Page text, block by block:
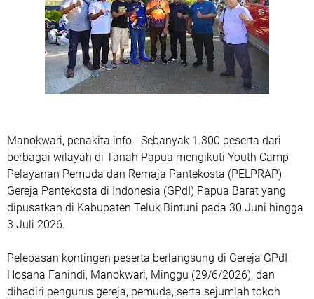
Manokwari, penakita.info - Sebanyak 1.300 peserta dari
berbagai wilayah di Tanah Papua mengikuti Youth Camp
Pelayanan Pemuda dan Remaja Pantekosta (PELPRAP)
Gereja Pantekosta di Indonesia (GPdI) Papua Barat yang
dipusatkan di Kabupaten Teluk Bintuni pada 30 Juni hingga
3 Juli 2026.
Pelepasan kontingen peserta berlangsung di Gereja GPdI
Hosana Fanindi, Manokwari, Minggu (29/6/2026), dan
dihadiri pengurus gereja, pemuda, serta sejumlah tokoh